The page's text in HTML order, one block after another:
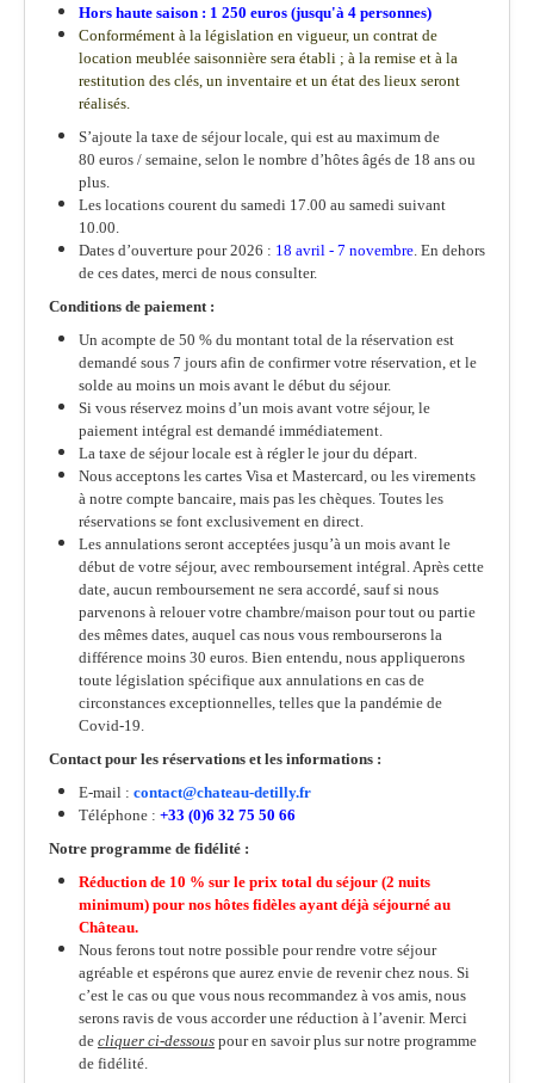
Hors haute saison : 1 250 euros (jusqu'à 4 personnes)
Conformément à la législation en vigueur, un contrat de
location meublée saisonnière sera établi ; à la remise et à la
restitution des clés, un inventaire et un état des lieux seront
réalisés.
S’ajoute la taxe de séjour locale, qui est au maximum de
80 euros / semaine, selon le nombre d’hôtes âgés de 18 ans ou
plus.
Les locations courent du samedi 17.00 au samedi suivant
10.00.
Dates d’ouverture pour 2026 : 18 avril - 7 novembre. En dehors
de ces dates, merci de nous consulter.
Conditions de paiement :
Un acompte de 50 % du montant total de la réservation est
demandé sous 7 jours afin de confirmer votre réservation, et le
solde au moins un mois avant le début du séjour.
Si vous réservez moins d’un mois avant votre séjour, le
paiement intégral est demandé immédiatement.
La taxe de séjour locale est à régler le jour du départ.
Nous acceptons les cartes Visa et Mastercard, ou les virements
à notre compte bancaire, mais pas les chèques. Toutes les
réservations se font exclusivement en direct.
Les annulations seront acceptées jusqu’à un mois avant le
début de votre séjour, avec remboursement intégral. Après cette
date, aucun remboursement ne sera accordé, sauf si nous
parvenons à relouer votre chambre/maison pour tout ou partie
des mêmes dates, auquel cas nous vous rembourserons la
différence moins 30 euros. Bien entendu, nous appliquerons
toute législation spécifique aux annulations en cas de
circonstances exceptionnelles, telles que la pandémie de
Covid-19.
Contact pour les réservations et les informations :
E-mail : contact@chateau-detilly.fr
Téléphone : +33 (0)6 32 75 50 66
Notre programme de fidélité :
Réduction de 10 % sur le prix total du séjour (2 nuits
minimum) pour nos hôtes fidèles ayant déjà séjourné au
Château.
Nous ferons tout notre possible pour rendre votre séjour
agréable et espérons que aurez envie de revenir chez nous. Si
c’est le cas ou que vous nous recommandez à vos amis, nous
serons ravis de vous accorder une réduction à l’avenir. Merci
de cliquer ci-dessous pour en savoir plus sur notre programme
de fidélité.